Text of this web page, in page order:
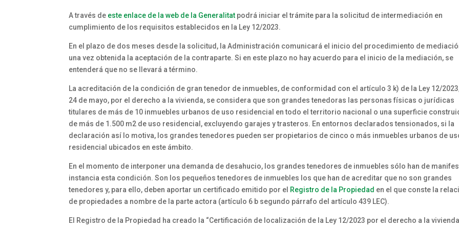
A través de este enlace de la web de la Generalitat podrá iniciar el trámite para la solicitud de intermediación en
cumplimiento de los requisitos establecidos en la Ley 12/2023.
En el plazo de dos meses desde la solicitud, la Administración comunicará el inicio del procedimiento de
una vez obtenida la aceptación de la contraparte. Si en este plazo no hay acuerdo para el inicio de la mediación, se
entenderá que no se llevará a término.
La acreditación de la condición de gran tenedor de inmuebles, de conformidad con el artículo 3 k) de la Ley 12/
24 de mayo, por el derecho a la vivienda, se considera que son grandes tenedoras las personas físicas o jurídicas
titulares de más de 10 inmuebles urbanos de uso residencial en todo el territorio nacional o una superficie
de más de 1.500 m2 de uso residencial, excluyendo garajes y trasteros. En entornos declarados tensionados, si la
declaración así lo motiva, los grandes tenedores pueden ser propietarios de cinco o más inmuebles urbanos de
residencial ubicados en este ámbito.
En el momento de interponer una demanda de desahucio, los grandes tenedores de inmuebles sólo han de
instancia esta condición. Son los pequeños tenedores de inmuebles los que han de acreditar que no son grandes
tenedores y, para ello, deben aportar un certificado emitido por el Registro de la Propiedad en el que conste la
de propiedades a nombre de la parte actora (artículo 6 b segundo párrafo del artículo 439 LEC).
El Registro de la Propiedad ha creado la “Certificación de localización de la Ley 12/2023 por el derecho a la